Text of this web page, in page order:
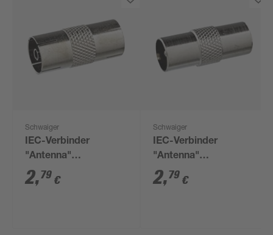
Schwaiger
IEC-Verbinder
"Antenna"
Professional
2,79 €
Schwaiger
IEC-Verbinder
"Antenna"
Professional Stecker
2,79 €